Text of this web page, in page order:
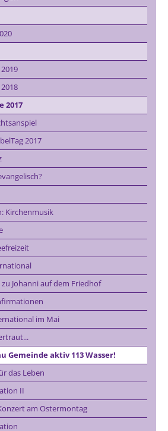
2017
2017
Kirchenmusik
Johanni auf dem Friedhof
im Mai
Gemeinde aktiv 113 Wasser!
das Leben
II
am Ostermontag